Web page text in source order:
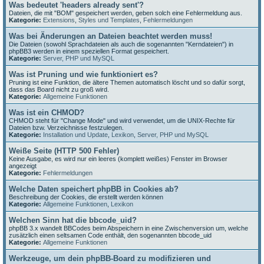
Was bedeutet 'headers already sent'?
Dateien, die mit "BOM" gespeichert werden, geben solch eine Fehlermeldung aus.
Kategorie: Extensions Styles und Templates Fehlermeldungen
Was bei Änderungen an Dateien beachtet werden muss!
Die Dateien (sowohl Sprachdateien als auch die sogenannten "Kerndateien") in
phpBB3 werden in einem speziellen Format gespeichert.
Kategorie: Server, PHP und MySQL
Was ist Pruning und wie funktioniert es?
Pruning ist eine Funktion, die ältere Themen automatisch löscht und so dafür sorgt,
dass das Board nicht zu groß wird.
Kategorie: Allgemeine Funktionen
Was ist ein CHMOD?
CHMOD steht für "Change Mode" und wird verwendet, um die UNIX-Rechte für
Dateien bzw. Verzeichnisse festzulegen.
Kategorie: Installation und Update Lexikon Server, PHP und MySQL
Weiße Seite (HTTP 500 Fehler)
Keine Ausgabe, es wird nur ein leeres (komplett weißes) Fenster im Browser
angezeigt
Kategorie: Fehlermeldungen
Welche Daten speichert phpBB in Cookies ab?
Beschreibung der Cookies, die erstellt werden können
Kategorie: Allgemeine Funktionen Lexikon
Welchen Sinn hat die bbcode_uid?
phpBB 3.x wandelt BBCodes beim Abspeichern in eine Zwischenversion um, welche
zusätzlich einen seltsamen Code enthält, den sogenannten bbcode_uid
Kategorie: Allgemeine Funktionen
Werkzeuge, um dein phpBB-Board zu modifizieren und